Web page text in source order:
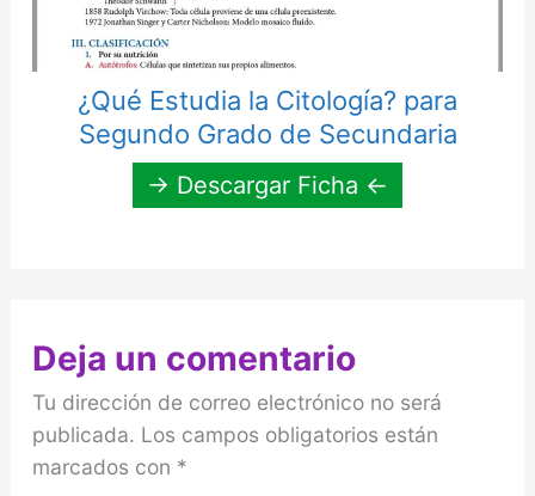
¿Qué Estudia la Citología? para
Segundo Grado de Secundaria
→ Descargar Ficha ←
Deja un comentario
Tu dirección de correo electrónico no será
publicada. Los campos obligatorios están
marcados con *